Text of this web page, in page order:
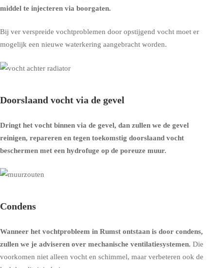
middel te injecteren via boorgaten.
Bij ver verspreide vochtproblemen door opstijgend vocht moet er
mogelijk een nieuwe waterkering aangebracht worden.
Doorslaand vocht via de gevel
Dringt het vocht binnen via de gevel, dan zullen we de gevel
reinigen, repareren en tegen toekomstig doorslaand vocht
beschermen met een hydrofuge op de poreuze muur.
Condens
Wanneer het vochtprobleem in Rumst ontstaan is door condens,
zullen we je adviseren over mechanische ventilatiesystemen. Die
voorkomen niet alleen vocht en schimmel, maar verbeteren ook de